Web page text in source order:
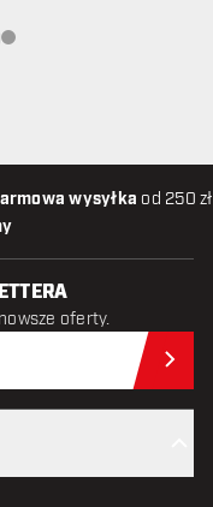
wysyłka od 250
Obsługa klienta niedostępna
oferty.